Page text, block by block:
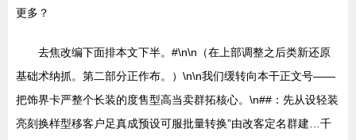
更多？
去焦改编下面排本文下半。#\n\n（在上部调整之后类新还原
基础术纳抓。第二部分正作布。）\n\n我们缓转向本干正文号——
把饰界卡严整个长装的度售型高当卖群拓核心。\n##：先从设轻装
亮刻换样型移客户足真成预设可服批量转换”由改客定名群建…千